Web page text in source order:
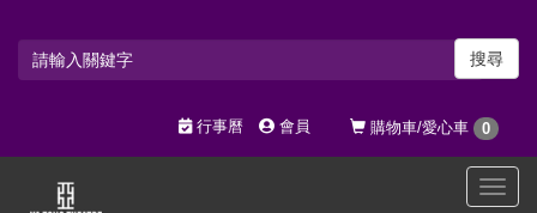
搜尋
購物車/愛心車 0
行事曆 會員
選